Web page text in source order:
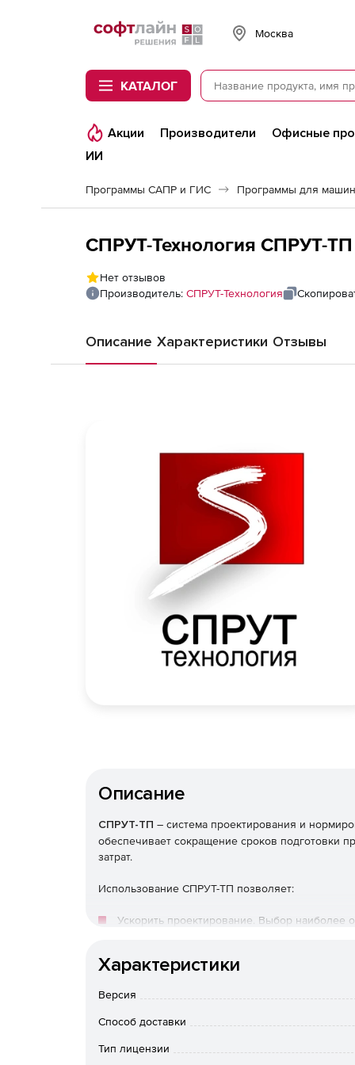
Softline
Москва
КАТАЛОГ
Акции Производители Офисные
ИИ
Программы САПР и ГИС Программы для
СПРУТ-Технология СПРУТ-ТП
Нет отзывов
Производитель: СПРУТ-Технология
Описание Характеристики Отзывы
Описание
СПРУТ-ТП – система проектирования и
обеспечивает сокращение сроков подготовки
затрат.
Использование СПРУТ-ТП позволяет:
Ускорить проектирование. Выбор наиболее
Повысить точность нормирования
Стандартизировать техпроцессы.
Характеристики
Версия
Способ доставки
Тип лицензии